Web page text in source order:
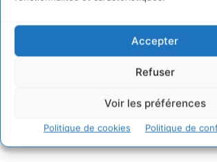
Accepter
Refuser
Voir les préférences
Politique de cookies Politique de